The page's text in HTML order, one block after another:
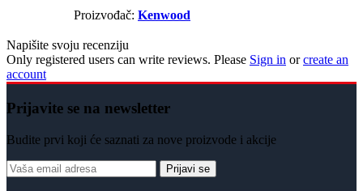
Proizvođač: Kenwood
Napišite svoju recenziju
Only registered users can write reviews. Please Sign in orcreate an
account
Prijavite se na newsletter
Budite prvi koji će saznati za nove proizvode i akcije
Prijavi se